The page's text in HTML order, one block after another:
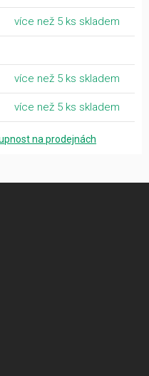
více než 5 ks skladem
více než 5 ks skladem
více než 5 ks skladem
na prodejnách